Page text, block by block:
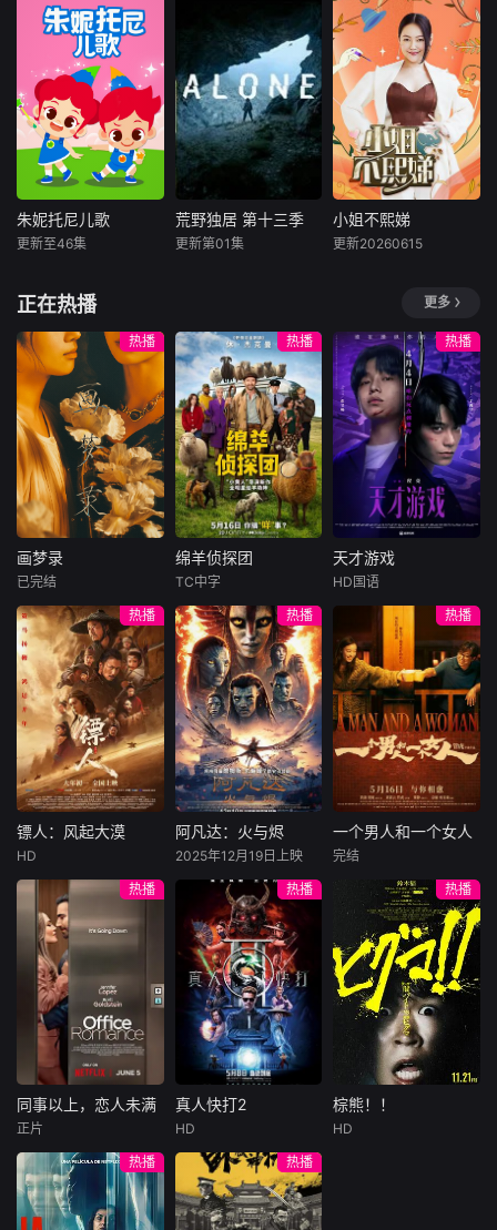
等为切入点勾勒城
市内在精神
迎难而上勇敢闯
关，用活力治愈日
常，用欢笑点亮童
年。
全新地图解锁
中！脚下的土地变
了，但十个勤天那
份“想把地种好”的
滚烫初心不变！将
“见天地之广阔，解
民生之多艰”的信念
撒向更远的远方，
新农人的蓬勃画
卷！
《机灵姐大挑战第
三季》震撼来袭！
这一季，机灵姐脑
洞大开，解锁更多
新奇有趣的生活挑
战。从令人捧腹的
家庭默契大考验，
到紧张刺激的限时
任务大作战，每一
集都充满欢笑与惊
喜。在这些挑战
办法，在欢声笑语
中收获成长，学会
理解、包容与协
作。快来和机灵姐
一起开启这场欢乐
无限的挑战之旅，
感受成长的奇妙
吧！
脱口秀顶级竞演舞
台 年度热梗发源地
2026夏天准时快乐
朱妮托尼儿歌
有趣的节奏可以让
孩子们开开心心地
成长，《朱妮托尼
儿歌》让孩子们在
最新的节奏里面用
最轻松的方式认识
世界的美好，听儿
歌、唱儿歌、跳跳
舞，轻松掌握生活
中的好习惯、颜
色、形状、大小，
认识自然中的动
物、天气以及它们
的生活和变化，了
解自己、表达自己
的同时促进孩子们
情绪、认知发展，
锻炼孩子们肢体协
调能力。
朱妮托尼儿歌
更新至46集
荒野独居 第十三季
拍摄地位于加拿大
西北地区阿克拉维
克（Aklavik）附近
的理查森山脉，这
里是灰熊、狼群和
驼鹿的栖息地。参
赛阵容：节目首次
采取国际化对决，1
0位顶级生存专家
代表7个不同国
荒野独居 第十三季
更新第01集
小姐不熙娣
《小姐不熙娣》是
一檔以女性做為出
發點，討論內容聚
焦女性職場與生活
感受的節目。
小姐不熙娣
更新20260615
正在热播 更多
热播
画梦录
林柏叡
民国的上海滩，身
怀绝技的孤女画师
许雁真，意外与身
陷危局的融汇银行
总账姜心羽产生交
集。姜心羽遭人陷
害，只得与许雁真
结盟，彼时银行欲
将国宝名画低价卖
给外国人，许雁真
仿造名画、偷天换
日。几经波折，两
人联手在各方势力
的夹缝间巧妙周
旋，共历险阻，破
解重重困境。
画梦录
已完结
热播
绵羊侦探团
尼可拉斯·博朗
尼古拉斯·加利齐纳
牧羊人乔治
（休·杰克曼饰）最
爱给羊群读侦探小
说，没想到自己有
一天会离奇死亡。
他留下的3000万
巨额遗产，让每个
人貌似都有犯罪动
机。警察毫无头绪
“不务正业”迈出牧
场，追查牧羊人“躺
平
绵羊侦探团
TC中字
热播
天才游戏
李蔓瑄
穷途末路的天才少
年刘全龙（彭昱畅
饰），被偏执富家
公子陈伦（丁禹兮
饰）选中，被迫踏
入一场为他量身打
造的“换命游戏”。
豪华别墅、名车名
表、神秘女友全部
备齐，在陈伦的精
瞬间拥有顶配人
生。
天才游戏
HD国语
热播
镖人：风起大漠
于适
大漠之上，镖人、
官府、西域五大家
族等多方势力盘根
错节、暗潮涌动。
“天字第二号逃犯”
刀马接下特殊押镖
任务，和同伴一起
从西域护镖远赴长
安。不料，他们的
护送对象竟是“天字
郎……天下熙熙皆
为利来，各方势力
闻风入局，抢镖厮
镖人：风起大漠
HD
热播
阿凡达：火与烬
佐伊·索尔达娜
西格妮·韦弗
影片聚焦杰克·萨利
与奈蒂莉一家的命
运起伏，在前作的
情感余波之上，深
刻描绘一个家族在
战火中如何成长、
并共同守护血脉相
连的情感纽带的历
程，从而将故事推
维度。此外，潘多
拉的全新领域也即
将揭晓
阿凡达：火与烬
2025年12月19日上映
热播
一个男人和一个女人
周汉宁
男人（黄渤
饰）和女人（倪妮
饰）飞机同时落
地，入住同一家酒
店，成为一墙之隔
的邻居。不够隔音
的房间暴露了男人
和女人因生活暂停
陷入的困境，健
康、家庭、婚姻、
一个男人和一个女人
完结
热播
同事以上，恋人未满
布雷特·戈德斯坦
贝蒂·吉尔平
洛佩兹饰演的航空
同事以上，恋人未满
正片
热播
真人快打2
阿德莱恩·鲁道夫
杰西卡·麦克娜美
过气好莱坞演
真人快打2
HD
热播
棕熊！！
棕熊！！
HD
热播
热播